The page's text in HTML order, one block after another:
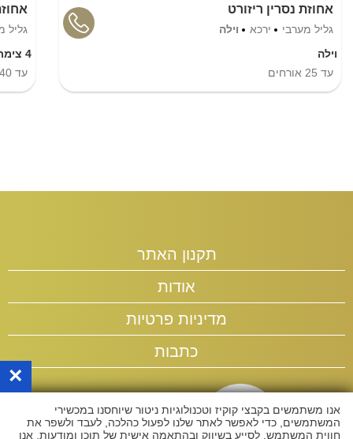
אחוזת נסרין ריזורט
גליל מערבי ירכא
וילה
וילה
עד 25 אורחים
גליל
4 צימרים
עד 40
תקנון האתר
אודות
מדיניות פרטיות
כתבות
×
אנו משתמשים בקבצי קוקיז וטכנולוגיות ניטור שיוחסנו במכשירי
המשתמשים, כדי לאפשר לאתר שלנו לפעול כהלכה, לעבד ולשפר את
חווית המשתמש, לסייע בשיווק ובהתאמה אישית של תוכן ומודעות. אנו